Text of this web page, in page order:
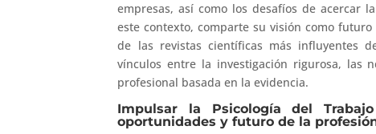
empresas, así como los desafíos de acercar
este contexto, comparte su visión como
de las revistas científicas más influyentes
vínculos entre la investigación rigurosa, las
profesional basada en la evidencia.
Impulsar la Psicología del
oportunidades y futuro de la